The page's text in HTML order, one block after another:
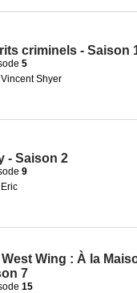
criminels - Saison
5
Shyer
- Saison 2
9
Wing : À la
7
15